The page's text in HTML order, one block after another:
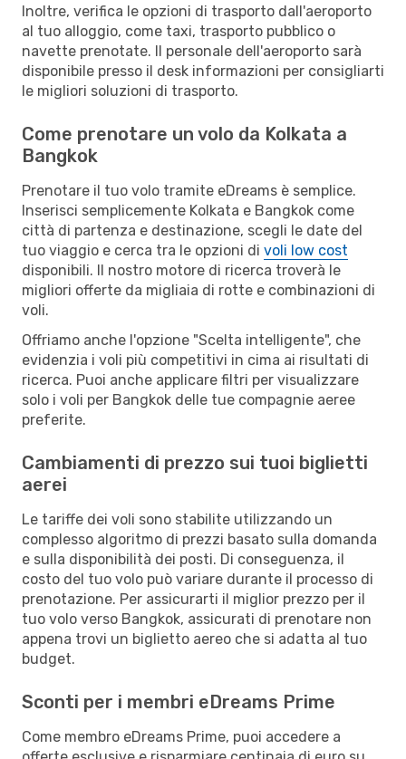
Inoltre, verifica le opzioni di trasporto dall'aeroporto
al tuo alloggio, come taxi, trasporto pubblico o
navette prenotate. Il personale dell'aeroporto sarà
disponibile presso il desk informazioni per consigliarti
le migliori soluzioni di trasporto.
Come prenotare un volo da Kolkata a
Bangkok
Prenotare il tuo volo tramite eDreams è semplice.
Inserisci semplicemente Kolkata e Bangkok come
città di partenza e destinazione, scegli le date del
tuo viaggio e cerca tra le opzioni di voli low cost
disponibili. Il nostro motore di ricerca troverà le
migliori offerte da migliaia di rotte e combinazioni di
voli.
Offriamo anche l'opzione "Scelta intelligente", che
evidenzia i voli più competitivi in cima ai risultati di
ricerca. Puoi anche applicare filtri per visualizzare
solo i voli per Bangkok delle tue compagnie aeree
preferite.
Cambiamenti di prezzo sui tuoi biglietti
aerei
Le tariffe dei voli sono stabilite utilizzando un
complesso algoritmo di prezzi basato sulla domanda
e sulla disponibilità dei posti. Di conseguenza, il
costo del tuo volo può variare durante il processo di
prenotazione. Per assicurarti il miglior prezzo per il
tuo volo verso Bangkok, assicurati di prenotare non
appena trovi un biglietto aereo che si adatta al tuo
budget.
Sconti per i membri eDreams Prime
Come membro eDreams Prime, puoi accedere a